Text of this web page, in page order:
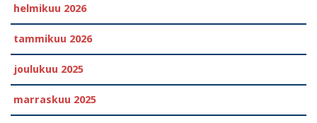
helmikuu 2026
tammikuu 2026
joulukuu 2025
marraskuu 2025